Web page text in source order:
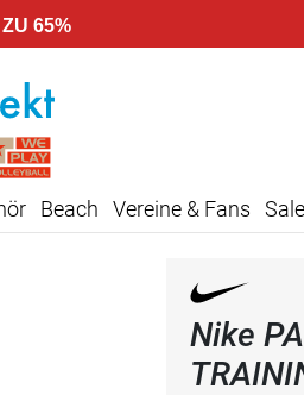
65%
Beach Vereine & Fans Sale
Nike